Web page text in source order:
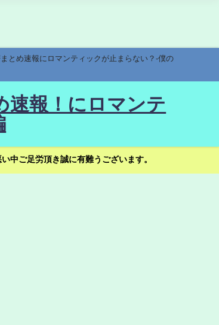
とめ速報にロマンティックが止まらない？-僕の
速報！にロマンテ
中ご足労頂き誠に有難うございます。